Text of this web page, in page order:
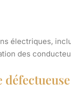
électriques,
des